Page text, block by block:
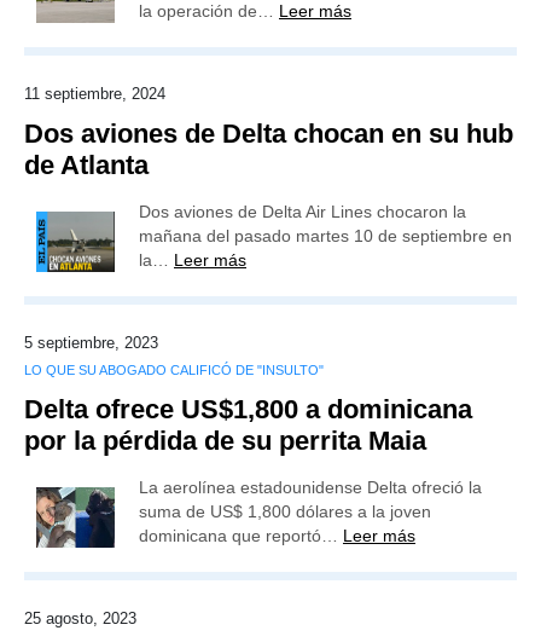
la operación de… Leer más
11 septiembre, 2024
Dos aviones de Delta chocan en su hub
de Atlanta
Dos aviones de Delta Air Lines chocaron la
mañana del pasado martes 10 de septiembre en
la… Leer más
5 septiembre, 2023
LO QUE SU ABOGADO CALIFICÓ DE "INSULTO"
Delta ofrece US$1,800 a dominicana
por la pérdida de su perrita Maia
La aerolínea estadounidense Delta ofreció la
suma de US$ 1,800 dólares a la joven
dominicana que reportó… Leer más
25 agosto, 2023